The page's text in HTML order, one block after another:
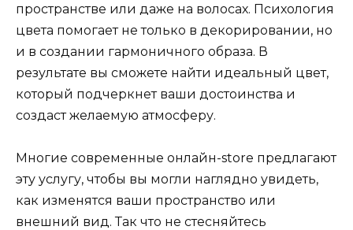
пространстве или даже на волосах. Психология
цвета помогает не только в декорировании, но
и в создании гармоничного образа. В
результате вы сможете найти идеальный цвет,
который подчеркнет ваши достоинства и
создаст желаемую атмосферу.
Многие современные онлайн-store предлагают
эту услугу, чтобы вы могли наглядно увидеть,
как изменятся ваши пространство или
внешний вид. Так что не стесняйтесь